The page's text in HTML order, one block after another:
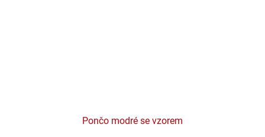
Pončo modré se vzorem